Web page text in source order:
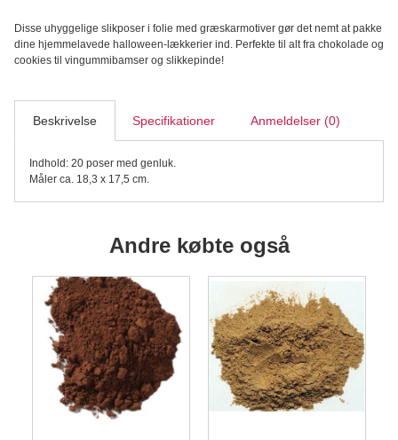
Slikposer
Pumpkin
Party
20
stk.
Disse uhyggelige slikposer i folie med græskarmotiver gør det nemt at pakke
dine hjemmelavede halloween-lækkerier ind. Perfekte til alt fra chokolade og
cookies til vingummibamser og slikkepinde!
Beskrivelse Specifikationer Anmeldelser (0)
Indhold: 20 poser med genluk.
Måler ca. 18,3 x 17,5 cm.
Andre købte også